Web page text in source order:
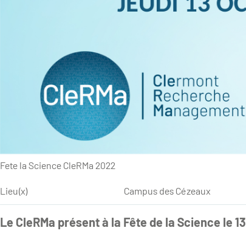
Fete la Science CleRMa 2022
Lieu(x) Campus des Cézeaux
Le CleRMa présent à la Fête de la Science le